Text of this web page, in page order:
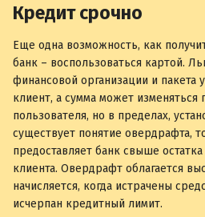
Кредит срочно
Еще одна возможность, как
банк – воспользоваться картой.
финансовой организации и пакета
клиент, а сумма может изменяться
пользователя, но в пределах,
существует понятие овердрафта,
предоставляет банк свыше
клиента. Овердрафт облагается
начисляется, когда истрачены
исчерпан кредитный лимит.